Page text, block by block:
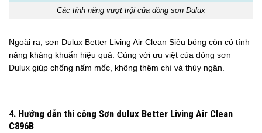
Các tính năng vượt trội của dòng sơn Dulux
Ngoài ra, sơn Dulux Better Living Air Clean Siêu bóng còn có tính
năng kháng khuẩn hiệu quả. Cùng với ưu việt của dòng sơn
Dulux giúp chống nấm mốc, không thêm chì và thủy ngân.
4. Hướng dẫn thi công Sơn dulux Better Living Air Clean
C896B